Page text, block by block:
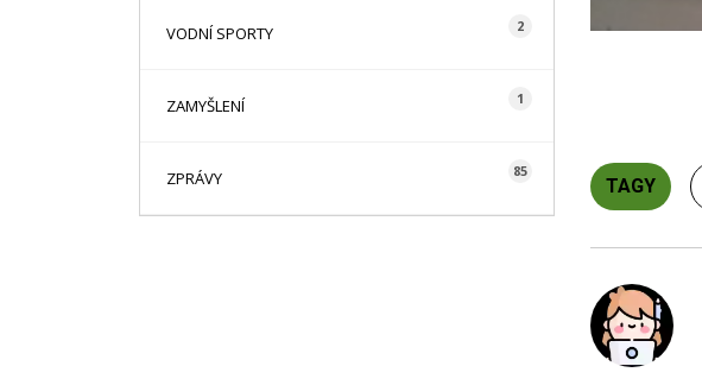
VODNÍ SPORTY 2
ZAMYŠLENÍ 1
ZPRÁVY 85
TAGY